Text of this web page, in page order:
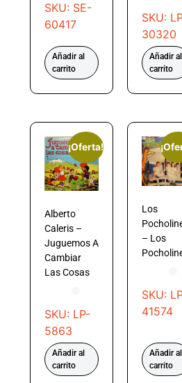
SKU: SE-
60417
Añadir al
carrito
SKU:
30320
Añadir al
carrito
¡Oferta!
Alberto
Caleris –
Juguemos A
Cambiar
Las Cosas
SKU: LP-
5863
Añadir al
carrito
Los
– Los
SKU:
41574
Añadir al
carrito